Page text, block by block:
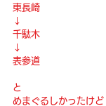
東長崎
↓
千駄木
↓
表参道
と
めまぐるしかったけど